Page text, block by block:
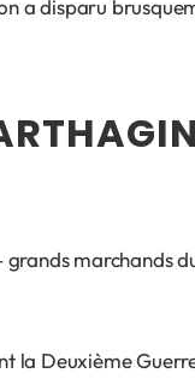
a disparu
marchands
la Deuxième